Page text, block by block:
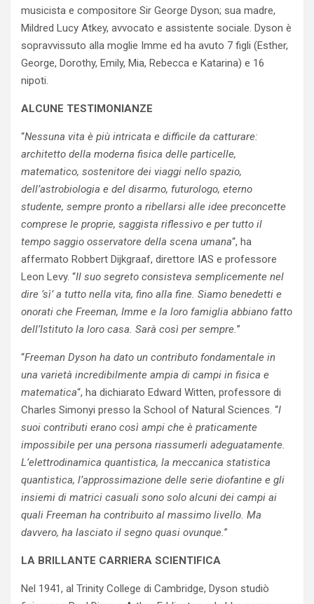
musicista e compositore Sir George Dyson; sua madre,
Mildred Lucy Atkey, avvocato e assistente sociale. Dyson è
sopravvissuto alla moglie Imme ed ha avuto 7 figli (Esther,
George, Dorothy, Emily, Mia, Rebecca e Katarina) e 16
nipoti.
ALCUNE TESTIMONIANZE
“Nessuna vita è più intricata e difficile da catturare:
architetto della moderna fisica delle particelle,
matematico, sostenitore dei viaggi nello spazio,
dell’astrobiologia e del disarmo, futurologo, eterno
studente, sempre pronto a ribellarsi alle idee preconcette
comprese le proprie, saggista riflessivo e per tutto il
tempo saggio osservatore della scena umana“, ha
affermato Robbert Dijkgraaf, direttore IAS e professore
Leon Levy. “Il suo segreto consisteva semplicemente nel
dire ‘sì’ a tutto nella vita, fino alla fine. Siamo benedetti e
onorati che Freeman, Imme e la loro famiglia abbiano fatto
dell’Istituto la loro casa. Sarà così per sempre.”
“Freeman Dyson ha dato un contributo fondamentale in
una varietà incredibilmente ampia di campi in fisica e
matematica“, ha dichiarato Edward Witten, professore di
Charles Simonyi presso la School of Natural Sciences. “I
suoi contributi erano così ampi che è praticamente
impossibile per una persona riassumerli adeguatamente.
L’elettrodinamica quantistica, la meccanica statistica
quantistica, l’approssimazione delle serie diofantine e gli
insiemi di matrici casuali sono solo alcuni dei campi ai
quali Freeman ha contribuito al massimo livello. Ma
davvero, ha lasciato il segno quasi ovunque.”
LA BRILLANTE CARRIERA SCIENTIFICA
Nel 1941, al Trinity College di Cambridge, Dyson studiò